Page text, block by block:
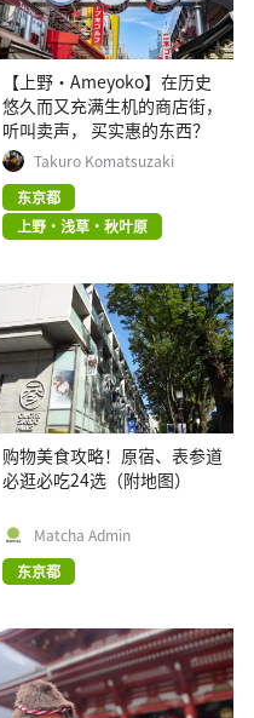
【上野·Ameyoko】在历史
悠久而又充满生机的商店街，
听叫卖声， 买实惠的东西？
Takuro Komatsuzaki
东京都
上野・浅草・秋叶原
购物美食攻略！原宿、表参道
必逛必吃24选（附地图）
Matcha Admin
东京都